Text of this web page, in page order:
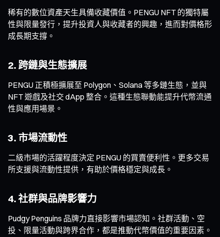
稀有的數位資產天生具備收藏價值。PENGU NFT 的獨特屬
性與限量發行，提升投資人與收藏者的興趣，進而對價格形
成長期支撐。
2. 跨鏈與生態擴展
PENGU 正積極擴展至 Polygon、Solana 等多鏈生態，並與
NFT 遊戲及社交 dApp 整合。這種生態聯動能提升代幣流通
性與應用場景。
3. 市場流動性
二級市場的活躍程度決定 PENGU 的買賣便利性。更多交易
所支援與流動性提供，有助於價格穩定與成長。
4. 社群與品牌影響力
Pudgy Penguins 品牌力直接影響市場認知。社群活動、空
投、限量活動與跨界合作，都是推動代幣價值的重要因素。